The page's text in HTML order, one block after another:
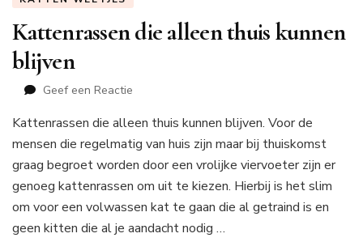
Kattenrassen die alleen thuis kunnen
blijven
Geef een Reactie
die
alleen
thuis
kunnen
blijven
Kattenrassen die alleen thuis kunnen blijven. Voor de
mensen die regelmatig van huis zijn maar bij thuiskomst
graag begroet worden door een vrolijke viervoeter zijn er
genoeg kattenrassen om uit te kiezen. Hierbij is het slim
om voor een volwassen kat te gaan die al getraind is en
geen kitten die al je aandacht nodig …